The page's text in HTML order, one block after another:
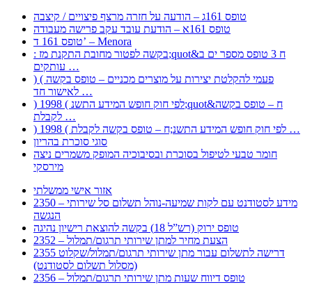
טופס 161ג – הודעה על חזרה מרצף פיצויים / קיצבה
טופס 161א – הודעת עובד עקב פרישה מעבודה
טופס 161 ד’ – Menora
: בקשה לפטור מחובת התקנת מז;quot&ח 3 טופס מספר ים ב
עותקים …
) ( פעמי להקלטת יצירות על מוצרים מכניים – טופס בקשה
לאישור חד …
) 1998 ( לפי חוק חופש המידע התשנ;quot&ח – טופס בקשה
לקבלת …
) 1998 ( לפי חוק חופש המידע התשנ;ח – טופס בקשה לקבלת …
סוגי סוכרת בהריון
חומר טבעי לטיפול בסוכרת ובסיבוכיה המופק משמרים ניצה
מירסקי
אזור אישי ממשלתי
2350 – מידע לסטודנט עם לקות שמיעה-נוהל תשלום סל שירותי
הנגשה
טופס ירוק (רש”ל 18) בקשה להוצאת רישיון נהיגה
2352 – הצעת מחיר למתן שירותי תרגום/תמלול
2355 דרישה לתשלום עבור מתן שירותי תרגום/תמלול/שקלוט
(מסלול תשלום לסטודנט)
2356 – טופס דיווח שעות מתן שירותי תרגום/תמלול